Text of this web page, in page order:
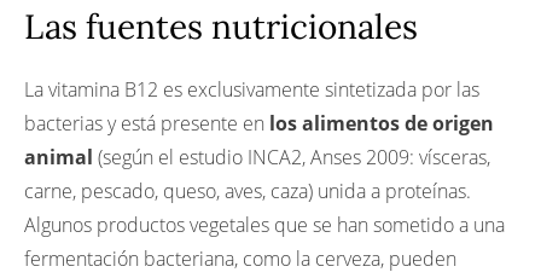
Las fuentes nutricionales
La vitamina B12 es exclusivamente sintetizada por las
bacterias y está presente en los alimentos de origen
animal (según el estudio INCA2, Anses 2009: vísceras,
carne, pescado, queso, aves, caza) unida a proteínas.
Algunos productos vegetales que se han sometido a una
fermentación bacteriana, como la cerveza, pueden